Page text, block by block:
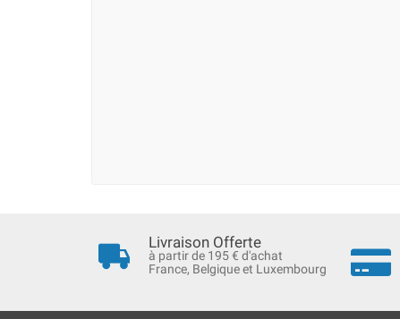
Livraison Offerte
à partir de 195 € d'achat
France, Belgique et Luxembourg